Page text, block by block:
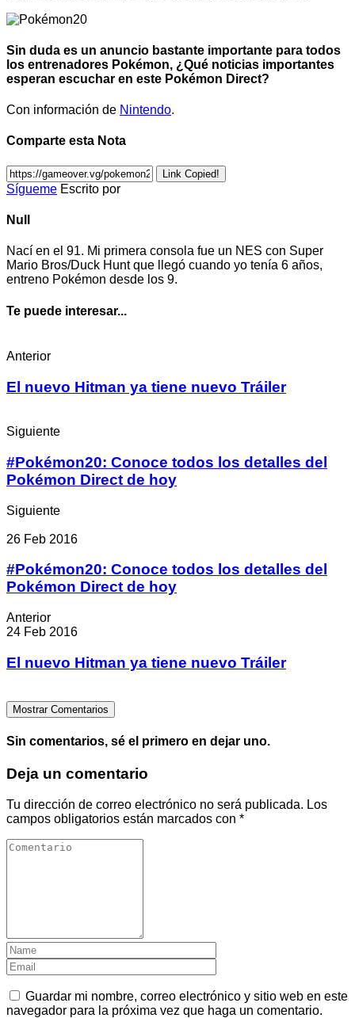
Sin duda es un anuncio bastante importante para todos
los entrenadores Pokémon, ¿Qué noticias importantes
esperan escuchar en este Pokémon Direct?
Con información de Nintendo.
Comparte esta Nota
Link Copied!
Sígueme Escrito por
Null
Nací en el 91. Mi primera consola fue un NES con Super
Mario Bros/Duck Hunt que llegó cuando yo tenía 6 años,
entreno Pokémon desde los 9.
Te puede interesar...
Anterior
El nuevo Hitman ya tiene nuevo Tráiler
Siguiente
#Pokémon20: Conoce todos los detalles del
Pokémon Direct de hoy
Siguiente
26 Feb 2016
#Pokémon20: Conoce todos los detalles del
Pokémon Direct de hoy
Anterior
24 Feb 2016
El nuevo Hitman ya tiene nuevo Tráiler
Mostrar Comentarios
Sin comentarios, sé el primero en dejar uno.
Deja un comentario
Tu dirección de correo electrónico no será publicada. Los
campos obligatorios están marcados con *
Guardar mi nombre, correo electrónico y sitio web en este
navegador para la próxima vez que haga un comentario.